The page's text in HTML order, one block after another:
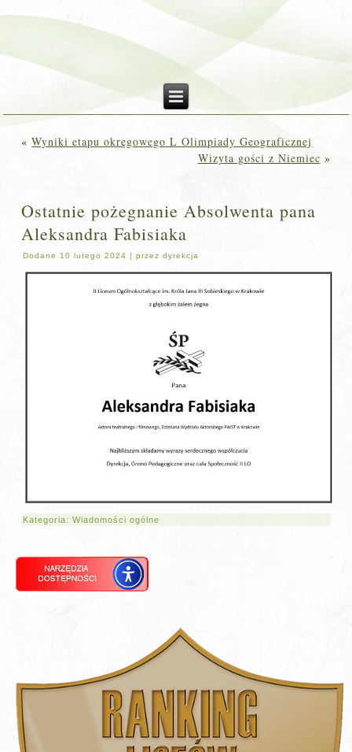
«Wyniki etapu okręgowego L Olimpiady Geograficznej
Wizyta gości z Niemiec »
Ostatnie pożegnanie Absolwenta pana
Aleksandra Fabisiaka
Dodane 10 lutego 2024 |przez dyrekcja
Kategoria:Wiadomości ogólne